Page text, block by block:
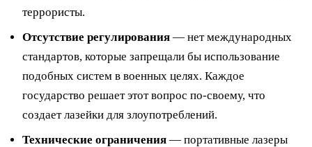
террористы.
Отсутствие регулирования — нет международных
стандартов, которые запрещали бы использование
подобных систем в военных целях. Каждое
государство решает этот вопрос по-своему, что
создает лазейки для злоупотреблений.
Технические ограничения — портативные лазеры